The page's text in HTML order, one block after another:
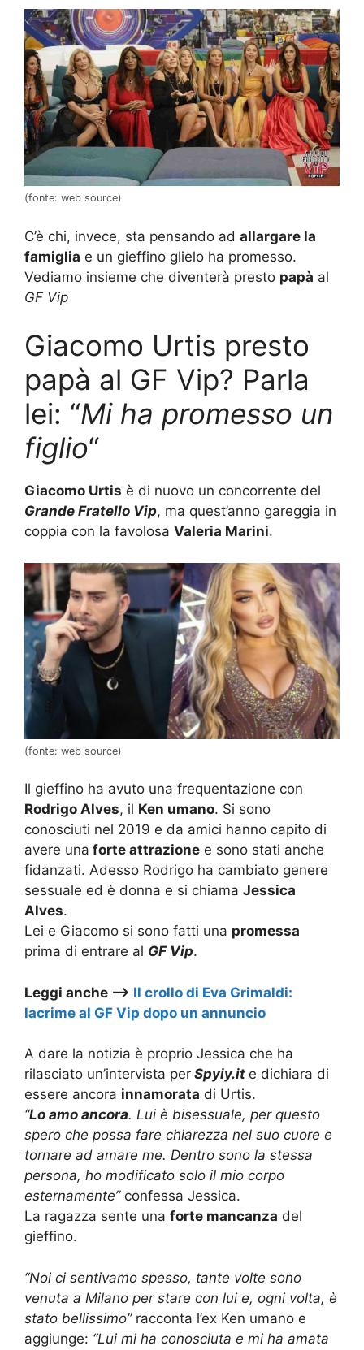
(fonte: web source)
C’è chi, invece, sta pensando ad allargare la
famiglia e un gieffino glielo ha promesso.
Vediamo insieme che diventerà presto papà al
GF Vip
Giacomo Urtis presto
papà al GF Vip? Parla
lei: “Mi ha promesso un
figlio“
Giacomo Urtis è di nuovo un concorrente del
Grande Fratello Vip, ma quest’anno gareggia in
coppia con la favolosa Valeria Marini.
(fonte: web source)
Il gieffino ha avuto una frequentazione con
Rodrigo Alves, il Ken umano. Si sono
conosciuti nel 2019 e da amici hanno capito di
avere una forte attrazione e sono stati anche
fidanzati. Adesso Rodrigo ha cambiato genere
sessuale ed è donna e si chiama Jessica
Alves.
Lei e Giacomo si sono fatti una promessa
prima di entrare al GF Vip.
Leggi anche –> Il crollo di Eva Grimaldi:
lacrime al GF Vip dopo un annuncio
A dare la notizia è proprio Jessica che ha
rilasciato un’intervista per Spyiy.it e dichiara di
essere ancora innamorata di Urtis.
“Lo amo ancora. Lui è bisessuale, per questo
spero che possa fare chiarezza nel suo cuore e
tornare ad amare me. Dentro sono la stessa
persona, ho modificato solo il mio corpo
esternamente” confessa Jessica.
La ragazza sente una forte mancanza del
gieffino.
“Noi ci sentivamo spesso, tante volte sono
venuta a Milano per stare con lui e, ogni volta, è
stato bellissimo” racconta l’ex Ken umano e
aggiunge: “Lui mi ha conosciuta e mi ha amata